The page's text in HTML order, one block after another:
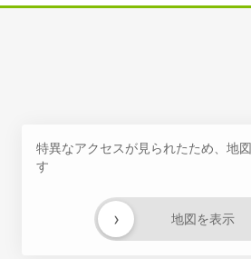
特異なアクセスが見られたため、地
す
地図を表示
›